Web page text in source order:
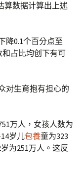
算数据计算出上述
降0.1个百分点至
和占比均创下有可
对生育抱有担心的
万人，女孩人数为
岁儿包養童为323
为251万人。这反